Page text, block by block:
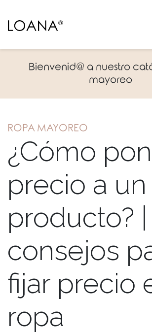
Bienvenid@ a nuestro
mayoreo
ROPA MAYOREO
¿Cómo
precio a un
producto?
consejos
fijar precio
ropa